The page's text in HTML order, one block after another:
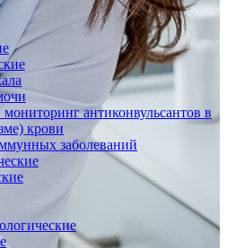
антиконвульсантов в
крови
заболеваний